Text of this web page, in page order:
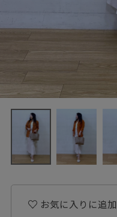
お気に入りに追加